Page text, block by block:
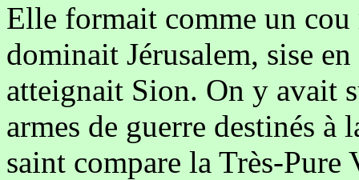
Elle formait comme un
dominait Jérusalem, sise
atteignait Sion. On y avait
armes de guerre destinés
saint compare la Très-